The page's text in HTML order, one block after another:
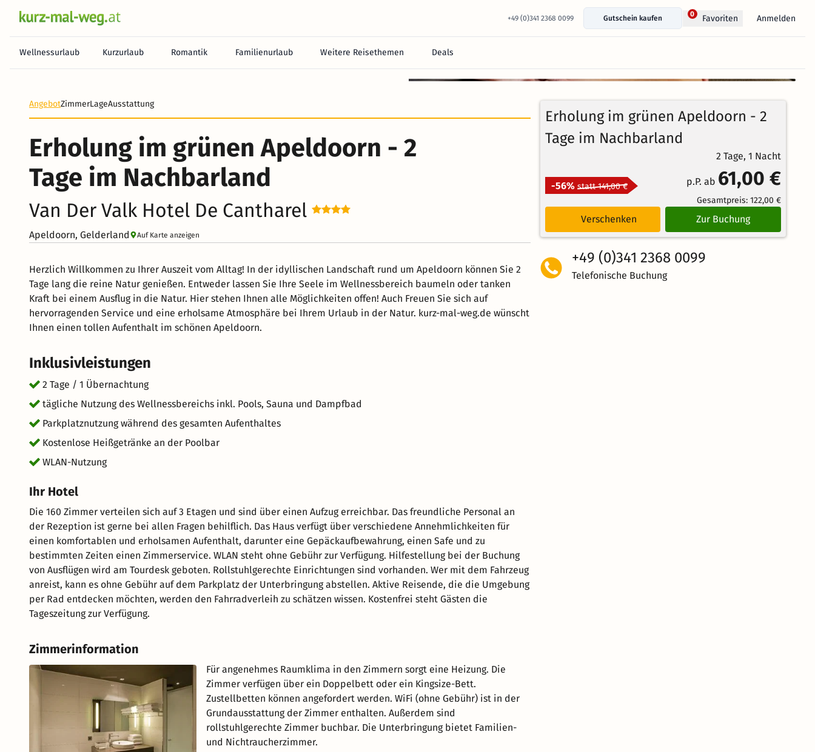
+49 (0)341 2368 0099 Gutschein kaufen
0 Favoriten Anmelden
Wellnessurlaub Kurzurlaub Romantik Familienurlaub Weitere Reisethemen Deals
AngebotZimmerLageAusstattung
Erholung im grünen Apeldoorn - 2
Tage im Nachbarland
Van Der Valk Hotel De Cantharel
Apeldoorn, Gelderland Auf Karte anzeigen
Herzlich Willkommen zu Ihrer Auszeit vom Alltag! In der idyllischen Landschaft rund um Apeldoorn können Sie 2
Tage lang die reine Natur genießen. Entweder lassen Sie Ihre Seele im Wellnessbereich baumeln oder tanken
Kraft bei einem Ausflug in die Natur. Hier stehen Ihnen alle Möglichkeiten offen! Auch Freuen Sie sich auf
hervorragenden Service und eine erholsame Atmosphäre bei Ihrem Urlaub in der Natur. kurz-mal-weg.de wünscht
Ihnen einen tollen Aufenthalt im schönen Apeldoorn.
Inklusivleistungen
2 Tage / 1 Übernachtung
tägliche Nutzung des Wellnessbereichs inkl. Pools, Sauna und Dampfbad
Parkplatznutzung während des gesamten Aufenthaltes
Kostenlose Heißgetränke an der Poolbar
WLAN-Nutzung
Ihr Hotel
Die 160 Zimmer verteilen sich auf 3 Etagen und sind über einen Aufzug erreichbar. Das freundliche Personal an
der Rezeption ist gerne bei allen Fragen behilflich. Das Haus verfügt über verschiedene Annehmlichkeiten für
einen komfortablen und erholsamen Aufenthalt, darunter eine Gepäckaufbewahrung, einen Safe und zu
bestimmten Zeiten einen Zimmerservice. WLAN steht ohne Gebühr zur Verfügung. Hilfestellung bei der Buchung
von Ausflügen wird am Tourdesk geboten. Rollstuhlgerechte Einrichtungen sind vorhanden. Wer mit dem Fahrzeug
anreist, kann es ohne Gebühr auf dem Parkplatz der Unterbringung abstellen. Aktive Reisende, die die Umgebung
per Rad entdecken möchten, werden den Fahrradverleih zu schätzen wissen. Kostenfrei steht Gästen die
Tageszeitung zur Verfügung.
Zimmerinformation
Für angenehmes Raumklima in den Zimmern sorgt eine Heizung. Die
Zimmer verfügen über ein Doppelbett oder ein Kingsize-Bett.
Zustellbetten können angefordert werden. WiFi (ohne Gebühr) ist in der
Grundausstattung der Zimmer enthalten. Außerdem sind
rollstuhlgerechte Zimmer buchbar. Die Unterbringung bietet Familien-
und Nichtraucherzimmer.
Erholung im grünen Apeldoorn - 2
Tage im Nachbarland
2 Tage, 1 Nacht
-56% statt 141,00 € p.P. ab 61,00 €
Gesamtpreis: 122,00 €
Verschenken Zur Buchung
+49 (0)341 2368 0099
Telefonische Buchung